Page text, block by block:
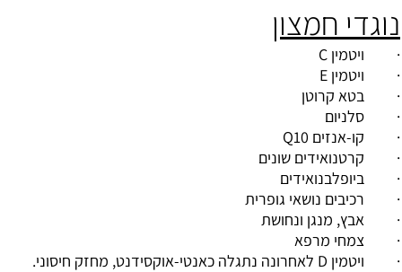
נוגדי חמצון
· ויטמין C
· ויטמין E
· בטא קרוטן
· סלניום
· קו-אנזים Q10
· קרטנואידים שונים
· ביופלבנואידים
· רכיבים נושאי גופרית
· אבץ, מנגן ונחושת
· צמחי מרפא
· ויטמין D לאחרונה נתגלה כאנטי-אוקסידנט, מחזק חיסוני.